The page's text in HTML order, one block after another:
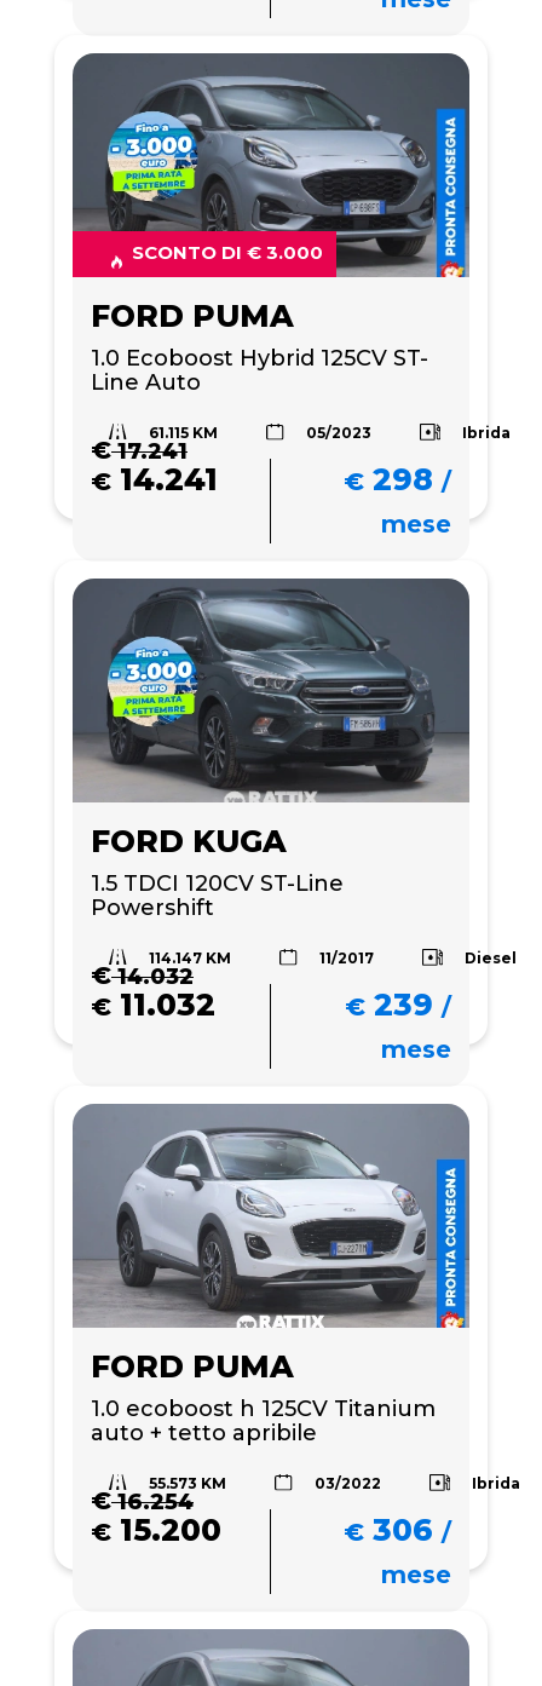
SCONTO DI € 3.000
FORD PUMA
1.0 Ecoboost Hybrid 125CV ST-
Line Auto
61.115 KM 05/2023 Ibrida
€17.241
€ 14.241 € 298 /
mese
FORD KUGA
1.5 TDCI 120CV ST-Line
Powershift
114.147 KM 11/2017 Diesel
€14.032
€ 11.032 € 239 /
mese
FORD PUMA
1.0 ecoboost h 125CV Titanium
auto + tetto apribile
55.573 KM 03/2022 Ibrida
€16.254
€ 15.200 € 306 /
mese